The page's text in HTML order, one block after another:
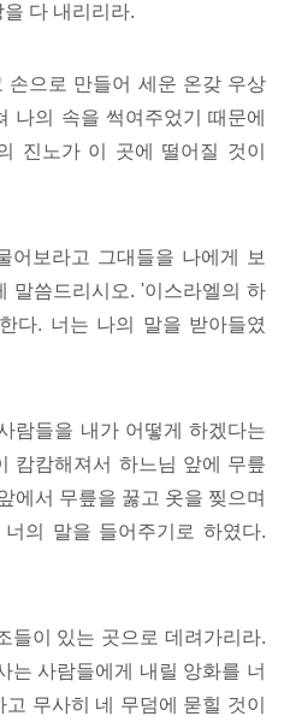
다 내리리라.
손으로 만들어 세운 온갖 우상
나의 속을 썩여주었기 때문에
진노가 이 곳에 떨어질 것이
어보라고 그대들을 나에게 보
말씀드리시오. '이스라엘의 하
다. 너는 나의 말을 받아들였
람들을 내가 어떻게 하겠다는
캄캄해져서 하느님 앞에 무릎
에서 무릎을 꿇고 옷을 찢으며
의 말을 들어주기로 하였다.
들이 있는 곳으로 데려가리라.
는 사람들에게 내릴 앙화를 너
무사히 네 무덤에 묻힐 것이